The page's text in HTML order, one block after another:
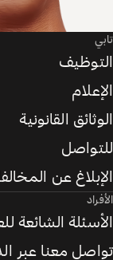
تابي
التوظيف
الإعلام
الوثائق القانونية
للتواصل
الإبلاغ عن
الأفراد
الأسئلة الشائعة
تواصل معنا عبر